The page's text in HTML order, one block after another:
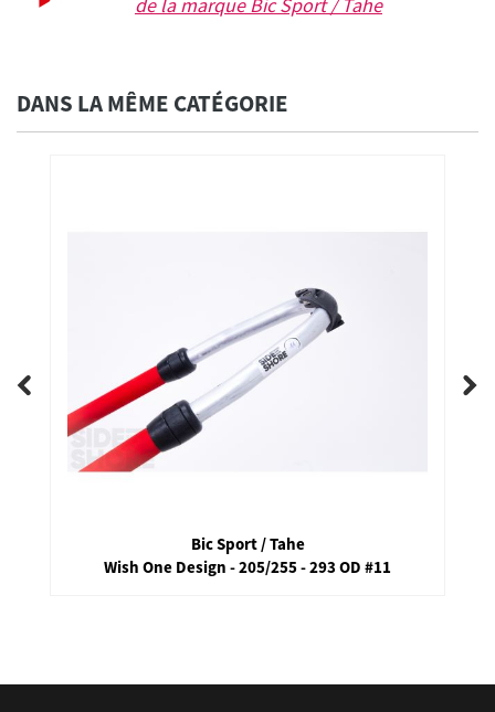
de la marqueBic Sport / Tahe
DANS LA MÊME CATÉGORIE
Bic Sport / Tahe
Wish One Design - 205/255 - 293 OD #11